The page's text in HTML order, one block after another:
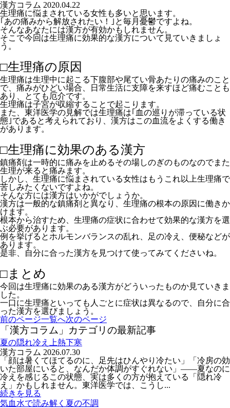
漢方コラム 2020.04.22
生理痛に悩まされている女性も多いと思います。
｢あの痛みから解放されたい！｣と毎月憂鬱ですよね。
そんなあなたには漢方が有効かもしれません。
そこで今回は生理痛に効果的な漢方について見ていきましょ
う。
□生理痛の原因
生理痛は生理中に起こる下腹部や尾てい骨あたりの痛みのこと
で、痛みがひどい場合、日常生活に支障を来すほど痛むことも
あり、とても厄介です。
生理痛は子宮が収縮することで起こります。
また、東洋医学の見解では生理痛は｢血の巡りが滞っている状
態｣であると考えられており、漢方はこの血流をよくする働き
があります。
□生理痛に効果のある漢方
鎮痛剤は一時的に痛みを止めるその場しのぎのものなのでまた
生理が来ると痛みます。
しかし、生理痛に悩まされている女性はもうこれ以上生理痛で
苦しみたくないですよね。
そんな方には漢方はいかがでしょうか。
漢方は一般的な鎮痛剤と異なり、生理痛の根本の原因に働きか
けます。
根本から治すため、生理痛の症状に合わせて効果的な漢方を選
ぶ必要があります。
例を挙げるとホルモンバランスの乱れ、足の冷え、便秘などが
あります。
是非、自分に合った漢方を見つけて使ってみてくださいね。
□まとめ
今回は生理痛に効果のある漢方がどういったものか見ていきま
した。
一口に生理痛といっても人ごとに症状は異なるので、自分に合
った漢方を選びましょう。
前のページ一覧へ次のページ
「漢方コラム」カテゴリの最新記事
夏の隠れ冷え上熱下寒
漢方コラム 2026.07.30
「顔は暑くてほてるのに、足先はひんやり冷たい」「冷房の効
いた部屋にいると、なんだか体調がすぐれない」――夏なのに
冷えを感じるこの状態、実は多くの方が抱えている「隠れ冷
え」かもしれません。東洋医学では、こうし...
続きを見る
気血水で読み解く夏の不調